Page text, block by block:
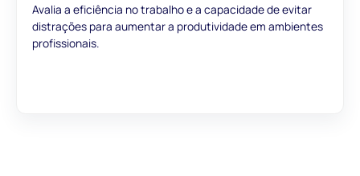
Avalia a eficiência no trabalho e a capacidade de evitar
distrações para aumentar a produtividade em ambientes
profissionais.